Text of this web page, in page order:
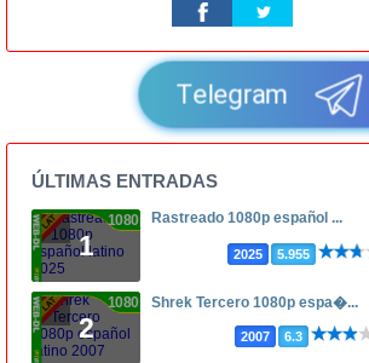
Telegram
ÚLTIMAS ENTRADAS
1
1080p Rastreado 1080p español ...
2025 5.955
2
1080p Shrek Tercero 1080p espa�...
2007 6.3